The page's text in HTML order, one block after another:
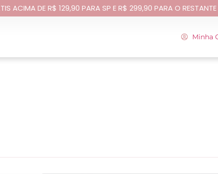
ACIMA DE R$ 129,90 PARA SP E R$ 299,90 PARA O
Minha